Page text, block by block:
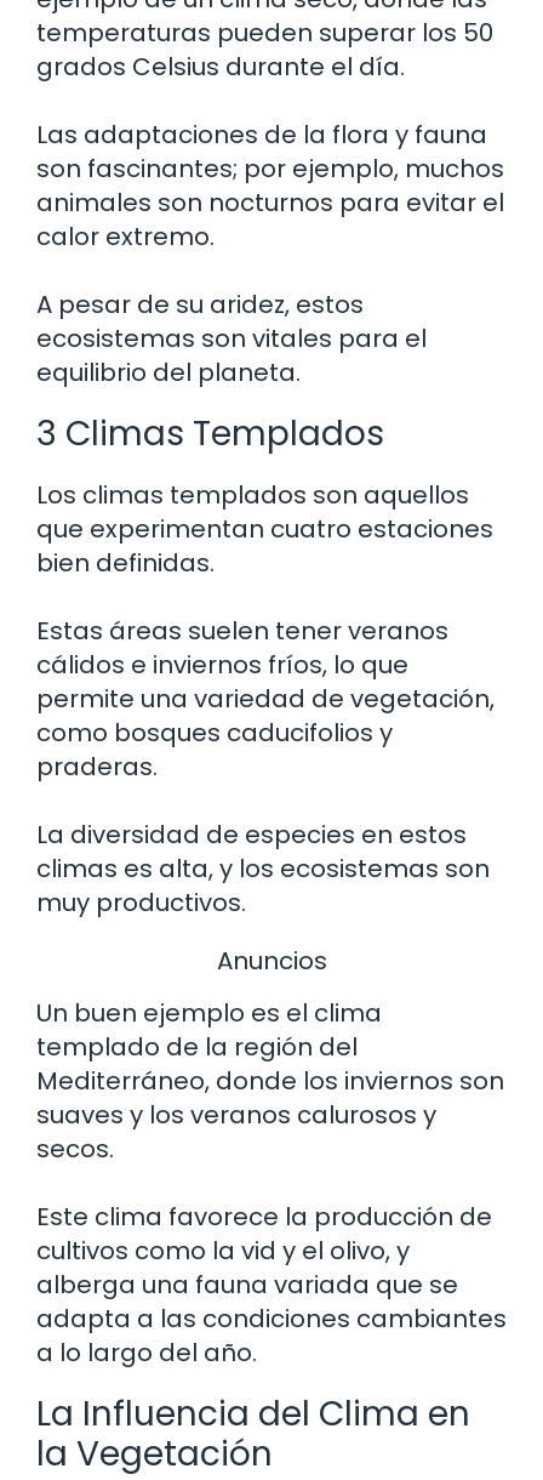
temperaturas pueden superar los 50
grados Celsius durante el día.
Las adaptaciones de la flora y fauna
son fascinantes; por ejemplo, muchos
animales son nocturnos para evitar el
calor extremo.
A pesar de su aridez, estos
ecosistemas son vitales para el
equilibrio del planeta.
3 Climas Templados
Los climas templados son aquellos
que experimentan cuatro estaciones
bien definidas.
Estas áreas suelen tener veranos
cálidos e inviernos fríos, lo que
permite una variedad de vegetación,
como bosques caducifolios y
praderas.
La diversidad de especies en estos
climas es alta, y los ecosistemas son
muy productivos.
Anuncios
Un buen ejemplo es el clima
templado de la región del
Mediterráneo, donde los inviernos son
suaves y los veranos calurosos y
secos.
Este clima favorece la producción de
cultivos como la vid y el olivo, y
alberga una fauna variada que se
adapta a las condiciones cambiantes
a lo largo del año.
La Influencia del Clima en
la Vegetación